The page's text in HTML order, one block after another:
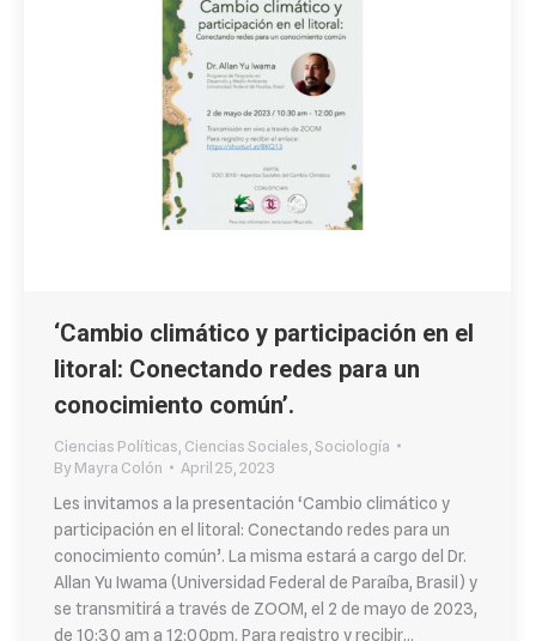
‘Cambio climático y participación en el
litoral: Conectando redes para un
conocimiento común’.
Ciencias Políticas Ciencias Sociales Sociología
ByMayra Colón
April 25, 2023
Les invitamos a la presentación ‘Cambio climático y
participación en el litoral: Conectando redes para un
conocimiento común’. La misma estará a cargo del Dr.
Allan Yu Iwama (Universidad Federal de Paraíba, Brasil) y
se transmitirá a través de ZOOM, el 2 de mayo de 2023,
de 10:30 am a 12:00pm. Para registro y recibir…